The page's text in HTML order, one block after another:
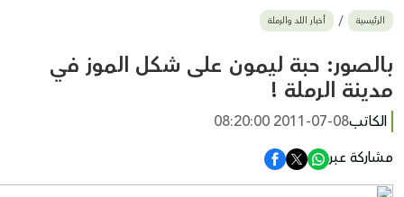
بيع وشراء
أخبار القدس
وفيات
المزيد
ارسل خبر
الرئيسية أخبار اللد والرملة
بالصور: حبة ليمون على شكل الموز في
مدينة الرملة !
الكاتب2011-07-08 08:20:00
مشاركة عبر